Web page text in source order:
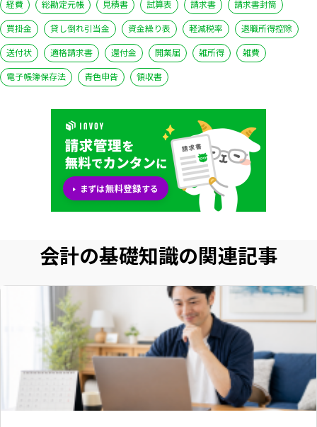
経費
総勘定元帳 見積書 試算表 請求書
請求書封筒
買掛金
貸し倒れ引当金 資金繰り表 軽減税率
退職所得控除
送付状
適格請求書 還付金 開業届 雑所得
雑費
電子帳簿保存法
青色申告 領収書
会計の基礎知識の関連記事